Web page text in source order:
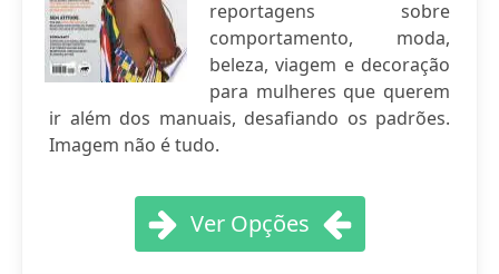
reportagens sobre
comportamento, moda,
beleza, viagem e decoração
para mulheres que querem
ir além dos manuais, desafiando os padrões.
Imagem não é tudo.
Ver Opções